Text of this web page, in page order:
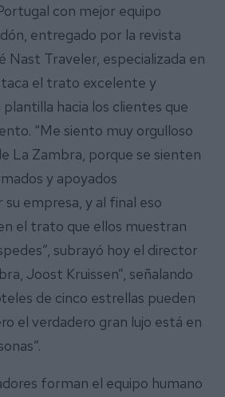
con mejor equipo
entregado por la revista
Nast Traveler, especializada en
el trato excelente y
hacia los clientes que
“Me siento muy orgulloso
La Zambra, porque se sienten
y apoyados
empresa, y al final eso
el trato que ellos muestran
subrayó hoy el director
Joost Kruissen”, señalando
de cinco estrellas pueden
el verdadero gran lujo está en
forman el equipo humano